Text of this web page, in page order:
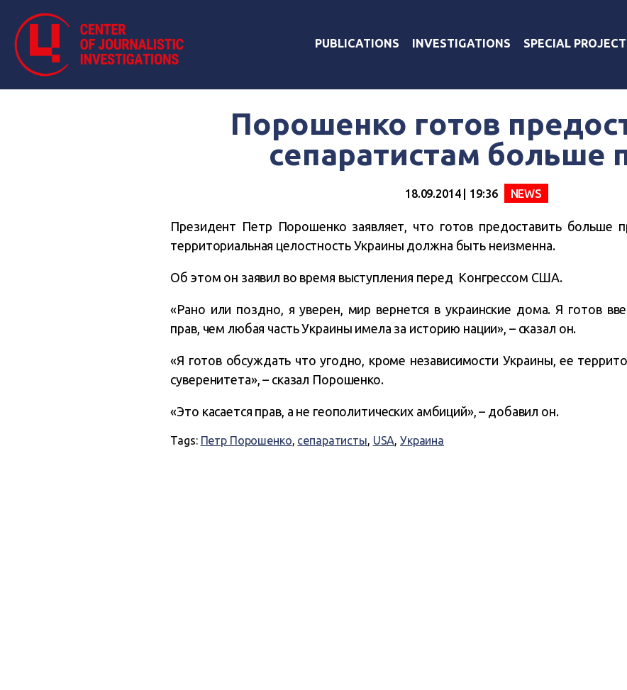
PUBLICATIONS INVESTIGATIONS SPECIAL
Порошенко готов
сепаратистам больше
18.09.2014 | 19:36 NEWS
Президент Петр Порошенко заявляет, что готов предоставить больше
территориальная целостность Украины должна быть неизменна.
Об этом он заявил во время выступления перед Конгрессом США.
«Рано или поздно, я уверен, мир вернется в украинские дома. Я готов
прав, чем любая часть Украины имела за историю нации», – сказал он.
«Я готов обсуждать что угодно, кроме независимости Украины, ее
суверенитета», – сказал Порошенко.
«Это касается прав, а не геополитических амбиций», – добавил он.
Tags: Петр Порошенко, сепаратисты, USA, Украина